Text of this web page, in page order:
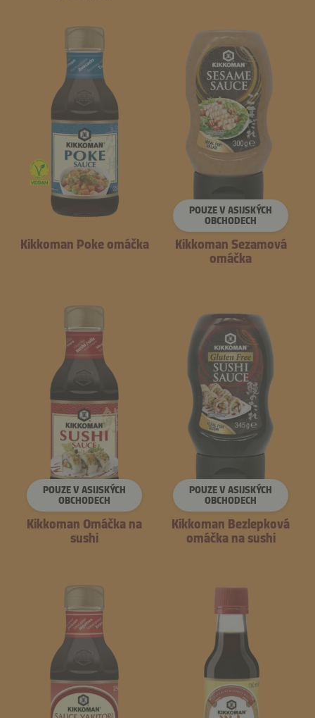
Kikkoman Poke omáčka
POUZE V ASIJSKÝCH
OBCHODECH
Kikkoman Sezamová
omáčka
POUZE V ASIJSKÝCH
OBCHODECH
Kikkoman Omáčka na
sushi
POUZE V ASIJSKÝCH
OBCHODECH
Kikkoman Bezlepková
omáčka na sushi